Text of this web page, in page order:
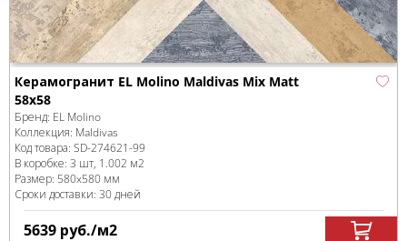
Керамогранит EL Molino Maldivas Mix Matt
58x58
Бренд: EL Molino
Коллекция: Maldivas
Код товара: SD-274621-99
В коробке: 3 шт, 1.002 м2
Размер: 580x580 мм
Сроки доставки: 30 дней
5639 руб./м2